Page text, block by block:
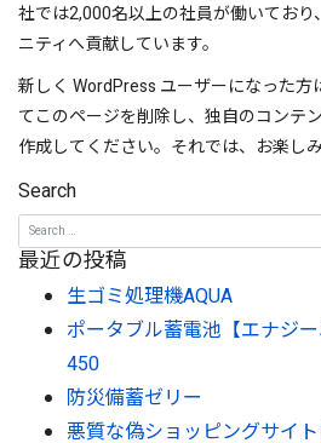
社では2,000名以上の社員が働いてお
ニティへ貢献しています。
新しく WordPress ユーザーになった方
てこのページを削除し、独自のコンテ
作成してください。それでは、お楽し
Search
最近の投稿
生ゴミ処理機AQUA
ポータブル蓄電池【エナジ
450
防災備蓄ゼリー
悪質な偽ショッピングサイト